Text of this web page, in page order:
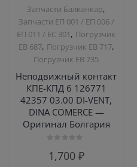
Запчасти Балканкар,
Запчасти ЕП 001 / ЕП 006 /
ЕП 011 / ЕС 301, Погрузчик
ЕВ 687, Погрузчик ЕВ 717,
Погрузчик ЕВ 735
Неподвижный контакт
КПЕ-КПД 6 126771
42357 03.00 DI-VENT,
DINA COMERCE —
Оригинал Болгария
01,700 ₽